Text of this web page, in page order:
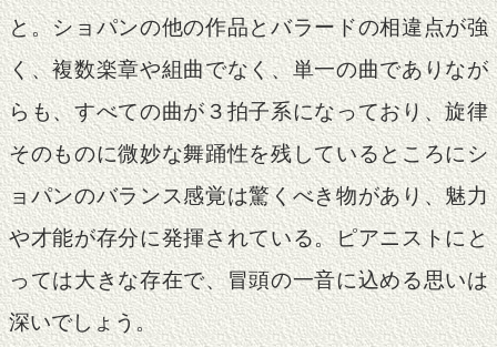
と。ショパンの他の作品とバラードの相違点が強
く、複数楽章や組曲でなく、単一の曲でありなが
らも、すべての曲が３拍子系になっており、旋律
そのものに微妙な舞踊性を残しているところにシ
ョパンのバランス感覚は驚くべき物があり、魅力
や才能が存分に発揮されている。ピアニストにと
っては大きな存在で、冒頭の一音に込める思いは
深いでしょう。